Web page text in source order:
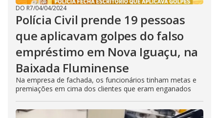
DO R7/04/04/2024
Polícia Civil prende 19 pessoas
que aplicavam golpes do falso
empréstimo em Nova Iguaçu, na
Baixada Fluminense
Na empresa de fachada, os funcionários tinham metas e
premiações em cima dos clientes que eram enganados